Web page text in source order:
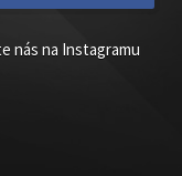
nás na Instagramu